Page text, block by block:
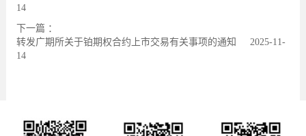
14
下一篇 ：
转发广期所关于铂期权合约上市交易有关事项的通知
2025-11-
14